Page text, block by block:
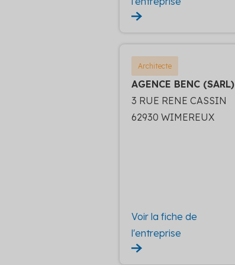
Architecte
AGENCE BENC (SARL)
3 RUE RENE CASSIN
62930 WIMEREUX
Voir la fiche de
l'entreprise